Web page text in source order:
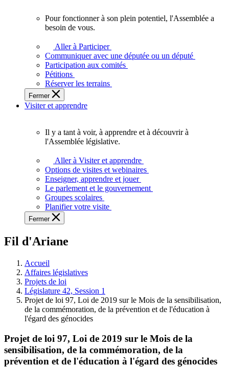
plein
potentiel,
l'Assemblée
a
besoin
de
Pour fonctionner à son plein potentiel, l'Assemblée a
besoin de vous.
Aller à Participer
Communiquer avec une députée ou un député
Participation aux comités
Pétitions
Réserver les terrains
Fermer
Visiter et apprendre
voir,
apprendre
et
à
à
législative.
Il y a tant à voir, à apprendre et à découvrir à
l'Assemblée législative.
Aller à Visiter et apprendre
Options de visites et webinaires
Enseigner, apprendre et jouer
Le parlement et le gouvernement
Groupes scolaires
Planifier votre visite
Fermer
Fil d'Ariane
Accueil
Affaires législatives
Projets de loi
Législature 42, Session 1
Projet de loi 97, Loi de 2019 sur le Mois de la sensibilisation,
de la commémoration, de la prévention et de l'éducation à
l'égard des génocides
Projet de loi 97, Loi de 2019 sur le Mois de la
sensibilisation, de la commémoration, de la
prévention et de l'éducation à l'égard des génocides